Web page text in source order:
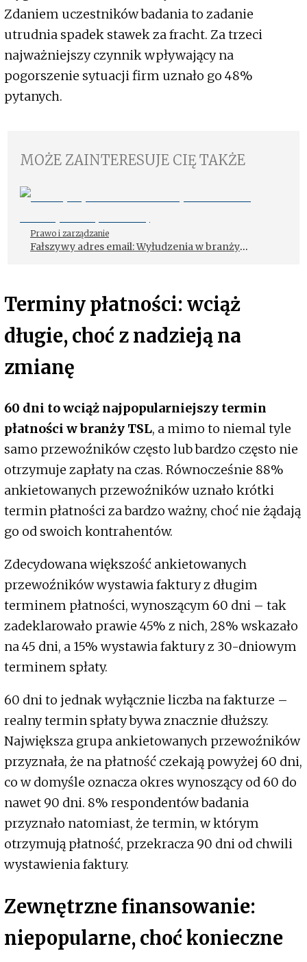
Zdaniem uczestników badania to zadanie
utrudnia spadek stawek za fracht. Za trzeci
najważniejszy czynnik wpływający na
pogorszenie sytuacji firm uznało go 48%
pytanych.
MOŻE ZAINTERESUJE CIĘ TAKŻE
Prawo i zarządzanie
Fałszywy adres email: Wyłudzenia w branży
Terminy płatności: wciąż
długie, choć z nadzieją na
zmianę
60 dni to wciąż najpopularniejszy termin
płatności w branży TSL, a mimo to niemal tyle
samo przewoźników często lub bardzo często nie
otrzymuje zapłaty na czas. Równocześnie 88%
ankietowanych przewoźników uznało krótki
termin płatności za bardzo ważny, choć nie żądają
go od swoich kontrahentów.
Zdecydowana większość ankietowanych
przewoźników wystawia faktury z długim
terminem płatności, wynoszącym 60 dni – tak
zadeklarowało prawie 45% z nich, 28% wskazało
na 45 dni, a 15% wystawia faktury z 30-dniowym
terminem spłaty.
60 dni to jednak wyłącznie liczba na fakturze –
realny termin spłaty bywa znacznie dłuższy.
Największa grupa ankietowanych przewoźników
przyznała, że na płatność czekają powyżej 60 dni,
co w domyśle oznacza okres wynoszący od 60 do
nawet 90 dni. 8% respondentów badania
przyznało natomiast, że termin, w którym
otrzymują płatność, przekracza 90 dni od chwili
wystawienia faktury.
Zewnętrzne finansowanie:
niepopularne, choć konieczne